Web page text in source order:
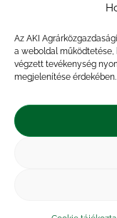
Az AKI
a weboldal
végzett tevékenység
megjelenítése érdekében.
nemzetközi
paradicsom piac
pulyka pulykahús
szarvasmarha
átlagár